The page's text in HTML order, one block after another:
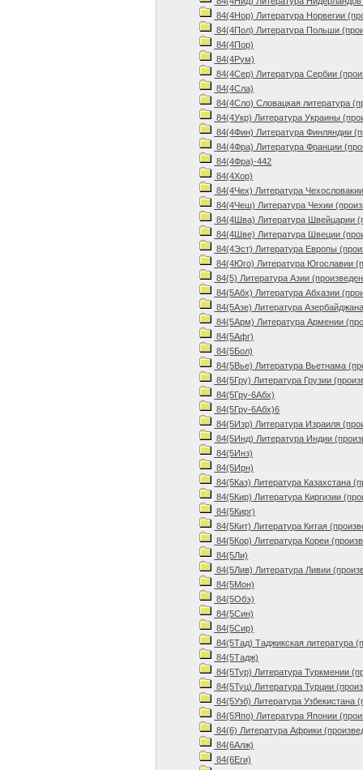
84(4Нор) Литература Норвегии
84(4Пол) Литература Польши
84(4Пор)
84(4Рум)
84(4Сер) Литература Сербии
84(4Сла)
84(4Сло) Словацкая литература
84(4Укр) Литература Украины
84(4Фин) Литература Финляндии
84(4Фра) Литература Франции
84(4Фра)-442
84(4Хор)
84(4Чех) Литература
84(4Чеш) Литература Чехии
84(4Шва) Литература Швейцарии
84(4Шве) Литература Швеции
84(4Эст) Литература Европы
84(4Юго) Литература Югославии
84(5) Литература Азии
84(5Абх) Литература Абхазии
84(5Азе) Литература
84(5Арм) Литература Армении
84(5Афг)
84(5Бол)
84(5Вье) Литература Вьетнама
84(5Гру) Литература Грузии
84(5Гру-6Абх)
84(5Гру-6Абх)6
84(5Изр) Литература Израиля
84(5Инд) Литература Индии
84(5Инз)
84(5Ирн)
84(5Каз) Литература Казахстана
84(5Кир) Литература Киргизии
84(5Кирг)
84(5Кит) Литература Китая
84(5Кор) Литература Кореи
84(5Ли)
84(5Лив) Литература Ливии
84(5Мон)
84(5Обэ)
84(5Син)
84(5Сир)
84(5Тад) Таджикская литература
84(5Тадж)
84(5Тур) Литература Туркмении
84(5Туц) Литература Турции
84(5Узб) Литература Узбекистана
84(5Япо) Литература Японии
84(6) Литература Африки
84(6Алж)
84(6Еги)